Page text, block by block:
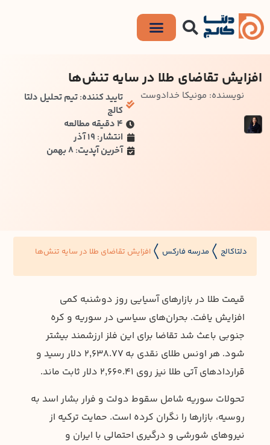
افزایش تقاضای طلا در سایه تنش‌ها
نویسنده: مونیکا خدادوست
تایید کننده: تیم تحلیل دلتا
کالج
۴ دقیقه مطالعه
انتشار: 19 آذر
آخرین آپدیت: 8 بهمن
دلتاکالج مدرسه فارکس افزایش تقاضای طلا در سایه تنش‌ها
قیمت طلا در بازارهای آسیایی روز دوشنبه کمی
افزایش یافت. بحران‌های سیاسی در سوریه و کره
جنوبی باعث شد تقاضا برای این فلز ارزشمند بیشتر
شود. هر اونس طلای نقدی به ۲,۶۳۸.۷۷ دلار رسید و
قراردادهای آتی طلا نیز روی ۲,۶۶۰.۴۱ دلار ثابت ماند.
تحولات سوریه شامل سقوط دولت و فرار بشار اسد به
روسیه، بازارها را نگران کرده است. حمایت ترکیه از
نیروهای شورشی و درگیری احتمالی با ایران و